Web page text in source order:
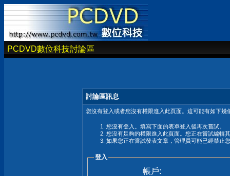
PCDVD數位科技討論區
討論區訊息
您沒有登入或者您沒有權限進入此頁面。這可能有如下幾
您沒有登入。填寫下面的表單登入後再次嘗試。
您沒有足夠的權限進入此頁面。您正在嘗試編輯
如果您正在嘗試發表文章，管理員可能已經禁止
登入
帳戶: